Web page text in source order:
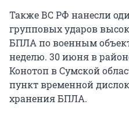
Также ВС РФ нанесли
групповых ударов
БПЛА по военным
неделю. 30 июня в
Конотоп в Сумской
пункт временной
хранения БПЛА.